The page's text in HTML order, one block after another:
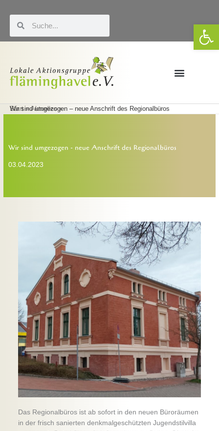
Inhalt
springen
Start Aktuelles
Wir sind umgezogen – neue Anschrift des Regionalbüros
Wir sind umgezogen - neue Anschrift des Regionalbüros
03.04.2023
Das Regionalbüros ist ab sofort in den neuen Büroräumen
in der frisch sanierten denkmalgeschützten Jugendstilvilla